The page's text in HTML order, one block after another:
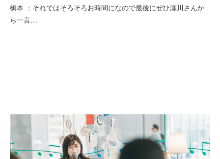
橋本 ：それではそろそろお時間になので最後にぜひ瀬川さんか
ら一言…